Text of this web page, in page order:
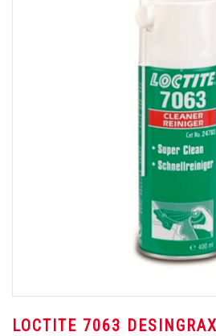
LOCTITE 7063